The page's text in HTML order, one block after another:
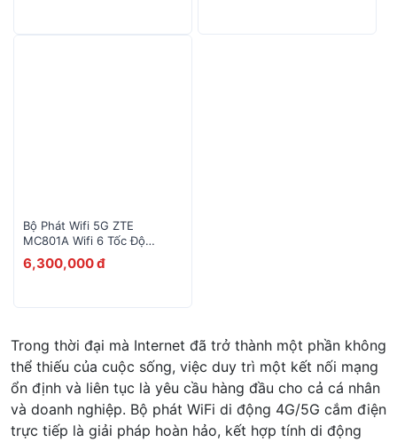
Bộ Phát Wifi 5G ZTE
MC801A Wifi 6 Tốc Độ
4.8Gbps
6,300,000 đ
Trong thời đại mà Internet đã trở thành một phần không
thể thiếu của cuộc sống, việc duy trì một kết nối mạng
ổn định và liên tục là yêu cầu hàng đầu cho cả cá nhân
và doanh nghiệp. Bộ phát WiFi di động 4G/5G cắm điện
trực tiếp là giải pháp hoàn hảo, kết hợp tính di động